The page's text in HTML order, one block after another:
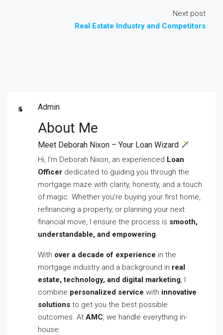
Next post
Real Estate Industry and Competitors
Admin
About Me
Meet Deborah Nixon – Your Loan Wizard
Hi, I’m Deborah Nixon, an experienced Loan
Officer dedicated to guiding you through the
mortgage maze with clarity, honesty, and a touch
of magic. Whether you’re buying your first home,
refinancing a property, or planning your next
financial move, I ensure the process is smooth,
understandable, and empowering.
With over a decade of experience in the
mortgage industry and a background in real
estate, technology, and digital marketing, I
combine personalized service with innovative
solutions to get you the best possible
outcomes. AtAMC, we handle everything in-
house: